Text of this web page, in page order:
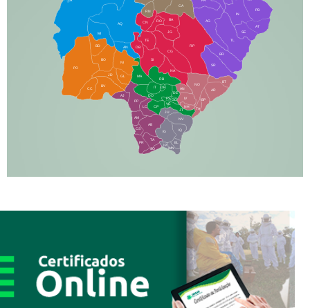
AQ
MI
AN
BA
CA
PB
SE
TL
AG
BR
SR
BT
AR
RP
RO
JG
CG
SI
NA
TA
NH
JT
RB
MA
IT
DR
DO
CP
JU
NV
IQ
EL
BD
BO
NI
JD
PO
BV
CC
PP
AJ
LC
AM
AB
JP
DB
TE
CS
PR
TA
SQ
IG
MN
IN
NO
BP
RN
CN
GL
AN
IV
FS
VC
GD
DE
AT